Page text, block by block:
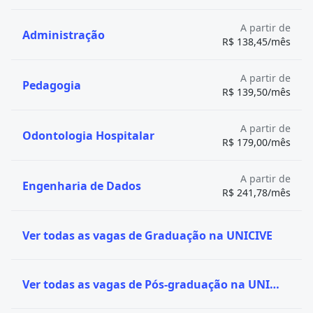
(UNICSUL)
Centro Universitário das Faculdades
Universidade de Caxias do Sul (UCS) 4
Caxias do
Sul (RS)
Salesiano Auxilium (UNISALESIANO)
(SP)
São Paulo
Centro Universitário Fiap (FIAP)
Pontifícia Universidade Católica do
Curitiba
Universidade de Sorocaba (UNISO)
4
Sorocaba
Administração
A partir de
R$ 138,45/mês
Pedagogia
A partir de
R$ 139,50/mês
Odontologia Hospitalar
A partir de
R$ 179,00/mês
Engenharia de Dados
A partir de
R$ 241,78/mês
Ver todas as vagas de Graduação na UNICIVE
Ver todas as vagas de Pós-graduação na UNICIVE